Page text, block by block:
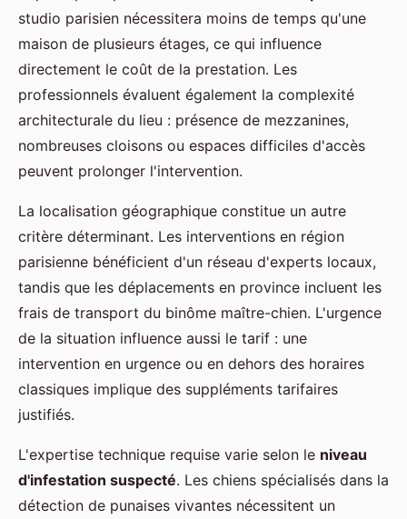
studio parisien nécessitera moins de temps qu'une
maison de plusieurs étages, ce qui influence
directement le coût de la prestation. Les
professionnels évaluent également la complexité
architecturale du lieu : présence de mezzanines,
nombreuses cloisons ou espaces difficiles d'accès
peuvent prolonger l'intervention.
La localisation géographique constitue un autre
critère déterminant. Les interventions en région
parisienne bénéficient d'un réseau d'experts locaux,
tandis que les déplacements en province incluent les
frais de transport du binôme maître-chien. L'urgence
de la situation influence aussi le tarif : une
intervention en urgence ou en dehors des horaires
classiques implique des suppléments tarifaires
justifiés.
L'expertise technique requise varie selon le niveau
d'infestation suspecté. Les chiens spécialisés dans la
détection de punaises vivantes nécessitent un